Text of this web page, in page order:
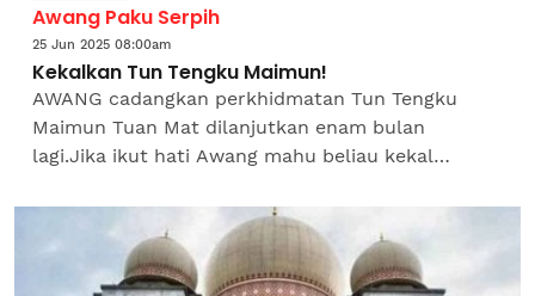
Awang Paku Serpih
25 Jun 2025 08:00am
Kekalkan Tun Tengku Maimun!
AWANG cadangkan perkhidmatan Tun Tengku
Maimun Tuan Mat dilanjutkan enam bulan
lagi.Jika ikut hati Awang mahu beliau kekal
Perlembagaan Persekutuan...